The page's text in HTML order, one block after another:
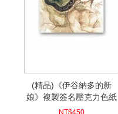
(精品)《伊谷納多的新
娘》複製簽名壓克力色紙
※恕不接受退訂退款